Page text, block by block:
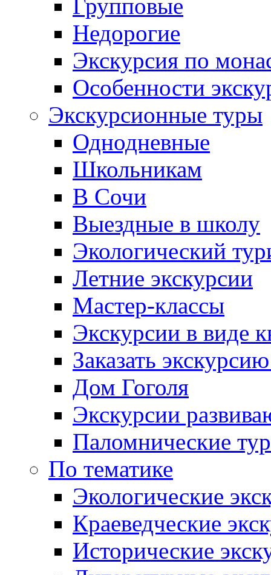
Групповые
Недорогие
Экскурсия по
Особенности
Экскурсионные туры
Однодневные
Школьникам
В Сочи
Выездные в школу
Экологический
Летние экскурсии
Мастер-классы
Экскурсии в виде
Заказать
Дом Гоголя
Экскурсии
Паломнические
По тематике
Экологические
Краеведческие
Исторические